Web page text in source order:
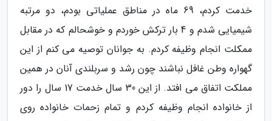
خدمت کردم، 69 ماه در مناطق عملیاتی بودم، دو مرتبه
شیمیایی شدم و 4 بار ترکش خوردم و خوشحالم که در مقابل
ممکلت انجام وظیفه کردم. به جوانان توصیه می کنم از این
گهواره وطن غافل نباشند چون رشد و سربلندی آنان در همین
مملکت اتفاق می افتد. از این 30 سال خدمت 17 سال را دور
از خانواده انجام وظیفه کردم و تمام زحمات خانواده روی